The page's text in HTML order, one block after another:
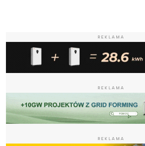
REKLAMA
REKLAMA
REKLAMA